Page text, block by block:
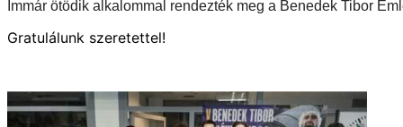
Immár ötödik alkalommal rendezték meg a Benedek Tibor E
Gratulálunk szeretettel!